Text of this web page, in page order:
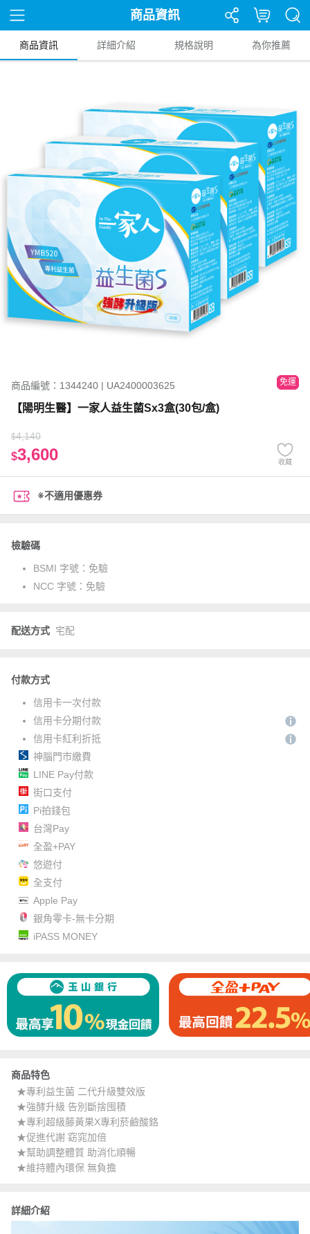
商品資訊
商品資訊 詳細介紹 規格說明 為你推薦
商品編號：1344240 | UA2400003625 免運
【陽明生醫】一家人益生菌Sx3盒(30包/盒)
$4,140
$3,600 收藏
※不適用優惠券
檢驗碼
BSMI 字號： 免驗
NCC 字號： 免驗
配送方式 宅配
付款方式
信用卡一次付款
信用卡分期付款
信用卡紅利折抵
神腦門市繳費
LINE Pay付款
街口支付
Pi拍錢包
台灣Pay
全盈+PAY
悠遊付
全支付
Apple Pay
銀角零卡-無卡分期
iPASS MONEY
商品特色
★專利益生菌 二代升級雙效版
★強酵升級 告別斷捨囤積
★專利超級藤黃果X專利菸鹼酸鉻
★促進代謝 窈窕加倍
★幫助調整體質 助消化順暢
★維持體內環保 無負擔
詳細介紹